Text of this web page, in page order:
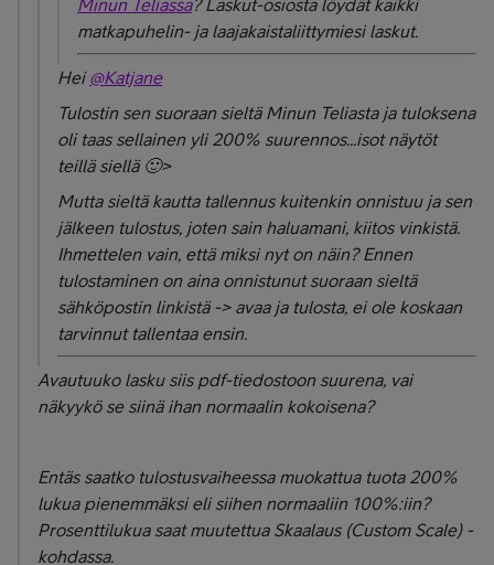
Minun Teliassa? Laskut-osiosta löydät kaikki
matkapuhelin- ja laajakaistaliittymiesi laskut.
Hei@Katjane
Tulostin sen suoraan sieltä Minun Teliasta ja tuloksena
oli taas sellainen yli 200% suurennos...isot näytöt
teillä siellä 🙂>
Mutta sieltä kautta tallennus kuitenkin onnistuu ja sen
jälkeen tulostus, joten sain haluamani, kiitos vinkistä.
Ihmettelen vain, että miksi nyt on näin? Ennen
tulostaminen on aina onnistunut suoraan sieltä
sähköpostin linkistä -> avaa ja tulosta, ei ole koskaan
tarvinnut tallentaa ensin.
Avautuuko lasku siis pdf-tiedostoon suurena, vai
näkyykö se siinä ihan normaalin kokoisena?
Entäs saatko tulostusvaiheessa muokattua tuota 200%
lukua pienemmäksi eli siihen normaaliin 100%:iin?
Prosenttilukua saat muutettua Skaalaus (Custom Scale) -
kohdassa.